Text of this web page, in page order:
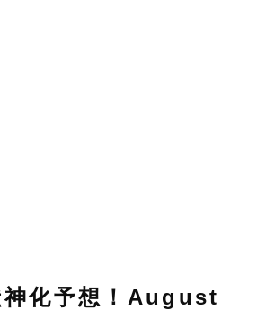
神化予想！August